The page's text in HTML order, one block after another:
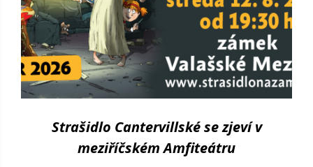
Strašidlo Cantervillské se zjeví v
meziříčském Amfiteátru